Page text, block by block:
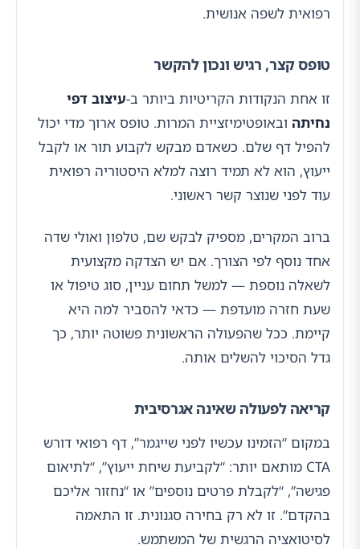
רפואית לשפה אנושית.
טופס קצר, רגיש ונכון להקשר
זו אחת הנקודות הקריטיות ביותר ב-עיצוב דפי
נחיתה ובאופטימיזציית המרות. טופס ארוך מדי יכול
להפיל דף שלם. כשאדם מבקש לקבוע תור או לקבל
ייעוץ, הוא לא תמיד רוצה למלא היסטוריה רפואית
עוד לפני שנוצר קשר ראשוני.
ברוב המקרים, מספיק לבקש שם, טלפון ואולי שדה
אחד נוסף לפי הצורך. אם יש הצדקה מקצועית
לשאלה נוספת — למשל תחום עניין, סוג טיפול או
שעת חזרה מועדפת — כדאי להסביר למה היא
קיימת. ככל שהפעולה הראשונית פשוטה יותר, כך
גדל הסיכוי להשלים אותה.
קריאה לפעולה שאינה אגרסיבית
במקום “הזמינו עכשיו לפני שייגמר”, דף רפואי דורש
CTA מותאם יותר: “לקביעת שיחת ייעוץ”, “לתיאום
פגישה”, “לקבלת פרטים נוספים” או “נחזור אליכם
בהקדם”. זו לא רק בחירה סגנונית. זו התאמה
לסיטואציה הרגשית של המשתמש.